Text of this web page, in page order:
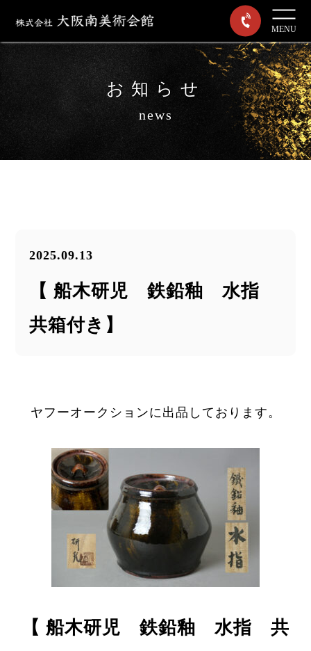
MENU
お知らせ
news
2025.09.13
【 船木研児 鉄鉛釉 水指
共箱付き】
ヤフーオークションに出品しております。
【 船木研児 鉄鉛釉 水指 共